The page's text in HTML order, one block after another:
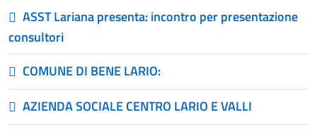
ASST Lariana presenta: incontro per presentazione
consultori
COMUNE DI BENE LARIO:
AZIENDA SOCIALE CENTRO LARIO E VALLI